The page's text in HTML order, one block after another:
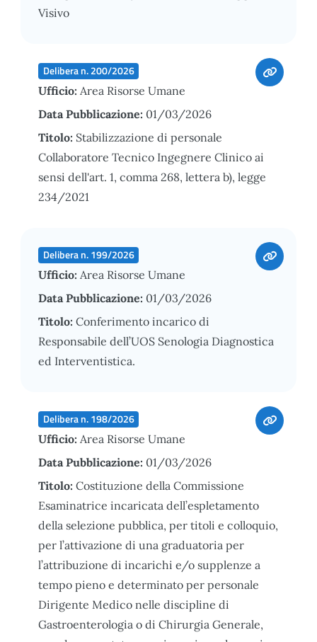
Visivo
Delibera n. 200/2026
Ufficio: Area Risorse Umane
Data Pubblicazione: 01/03/2026
Titolo: Stabilizzazione di personale
Collaboratore Tecnico Ingegnere Clinico ai
sensi dell'art. 1, comma 268, lettera b), legge
234/2021
Delibera n. 199/2026
Ufficio: Area Risorse Umane
Data Pubblicazione: 01/03/2026
Titolo: Conferimento incarico di
Responsabile dell’UOS Senologia Diagnostica
ed Interventistica.
Delibera n. 198/2026
Ufficio: Area Risorse Umane
Data Pubblicazione: 01/03/2026
Titolo: Costituzione della Commissione
Esaminatrice incaricata dell’espletamento
della selezione pubblica, per titoli e colloquio,
per l’attivazione di una graduatoria per
l’attribuzione di incarichi e/o supplenze a
tempo pieno e determinato per personale
Dirigente Medico nelle discipline di
Gastroenterologia o di Chirurgia Generale,